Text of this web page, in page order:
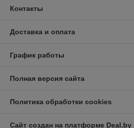
Контакты
Доставка и оплата
График работы
Полная версия сайта
Политика обработки cookies
Сайт создан на платформе Deal.by